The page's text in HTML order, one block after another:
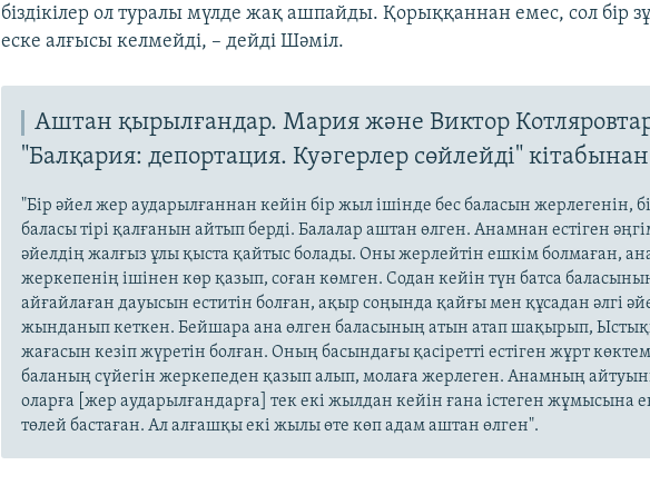
біздікілер ол туралы мүлде жақ ашпайды. Қорыққаннан емес, сол бір
еске алғысы келмейді, – дейді Шәміл.
Аштан қырылғандар. Мария және Виктор
"Балқария: депортация. Куәгерлер сөйлейді" кітабынан
"Бір әйел жер аударылғаннан кейін бір жыл ішінде бес баласын жерлегенін,
баласы тірі қалғанын айтып берді. Балалар аштан өлген. Анамнан естіген
әйелдің жалғыз ұлы қыста қайтыс болады. Оны жерлейтін ешкім болмаған,
жеркепенің ішінен көр қазып, соған көмген. Содан кейін түн батса
айғайлаған дауысын еститін болған, ақыр соңында қайғы мен құсадан әлгі
жынданып кеткен. Бейшара ана өлген баласының атын атап шақырып,
жағасын кезіп жүретін болған. Оның басындағы қасіретті естіген жұрт
баланың сүйегін жеркепеден қазып алып, молаға жерлеген. Анамның
оларға [жер аударылғандарға] тек екі жылдан кейін ғана істеген жұмысына
төлей бастаған. Ал алғашқы екі жылы өте көп адам аштан өлген".